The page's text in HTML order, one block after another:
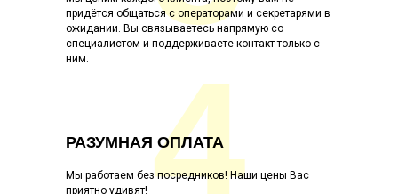
4
придётся общаться с операторами и секретарями в
ожидании. Вы связываетесь напрямую со
специалистом и поддерживаете контакт только с
ним.
Мы работаем без посредников! Наши цены Вас
приятно удивят!
РАЗУМНАЯ ОПЛАТА